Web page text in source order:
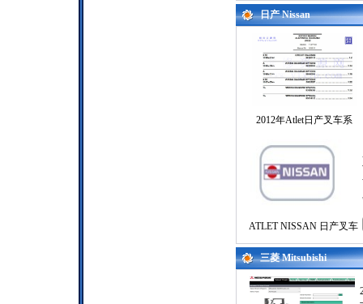
日产 Nissan
2012年Atlet日产叉车系
ATLET NISSAN 日产叉车
三菱 Mitsubishi